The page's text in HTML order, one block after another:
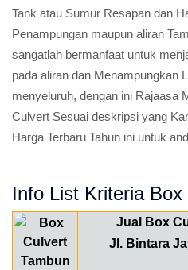
Tank atau Sumur Resapan dan
Penampungan maupun aliran
sangatlah bermanfaat untuk
pada aliran dan Menampungkan
menyeluruh, dengan ini Rajaasa
Culvert Sesuai deskripsi yang
Harga Terbaru Tahun ini untuk
Info List Kriteria
Jual Box
Jl. Bintara